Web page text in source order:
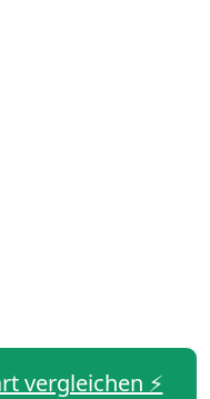
vergleichen ⚡️